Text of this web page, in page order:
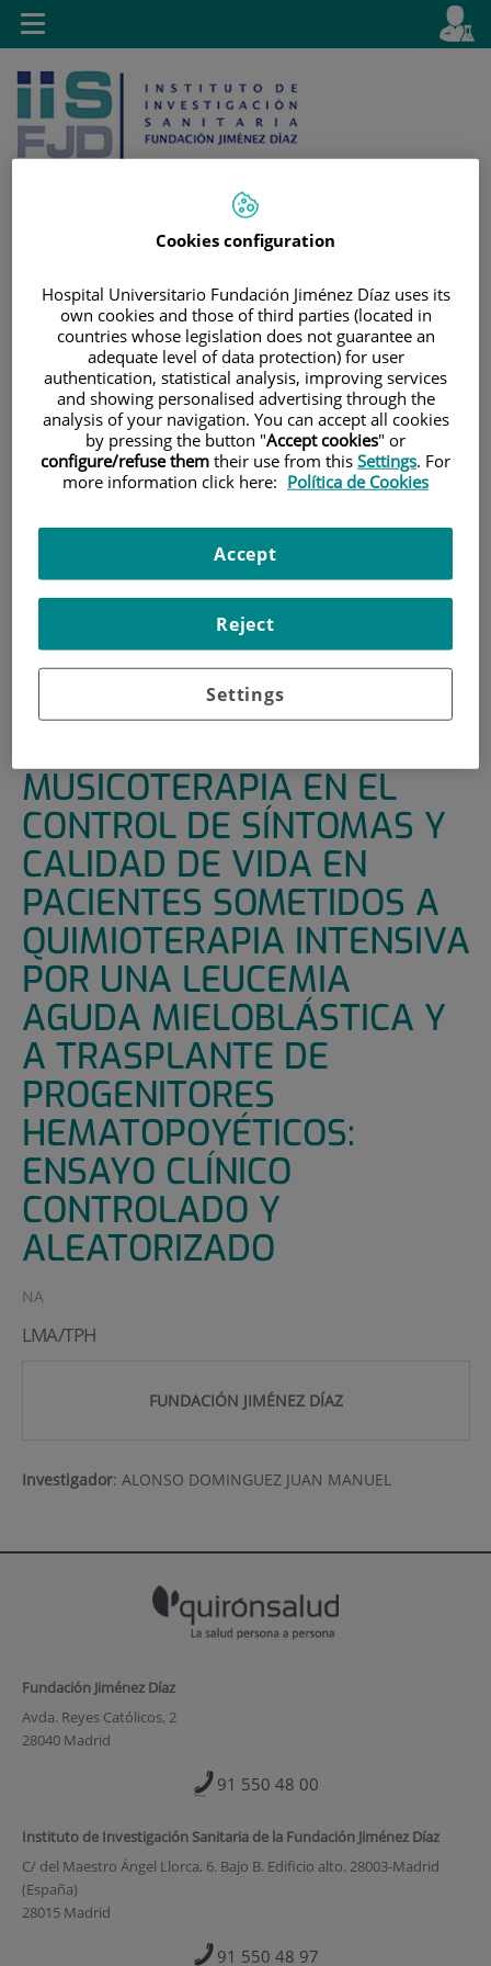
Saltar al contenido
contenido
activo
es
Toggle
navigation
INICIO|UNIDADES DE APOYO|ENSAYOS CLÍNICOS
EFECTOS DE LA MUSICOTERAPIA EN EL CONTROL DE
SÍNTOMAS Y CALIDAD DE VIDA EN PACIENTES
LEUCEMIA AGUDA MIELOBLÁSTICA Y A TRASPLANTE DE
PROGENITORES HEMATOPOYÉTICOS: ENSAYO CLÍNICO
CONTROLADO Y ALEATORIZADO
MUSICOTERAPIA EN EL
CONTROL DE SÍNTOMAS Y
CALIDAD DE VIDA EN
PACIENTES SOMETIDOS A
QUIMIOTERAPIA INTENSIVA
POR UNA LEUCEMIA
AGUDA MIELOBLÁSTICA Y
A TRASPLANTE DE
PROGENITORES
HEMATOPOYÉTICOS:
ENSAYO CLÍNICO
CONTROLADO Y
ALEATORIZADO
NA
LMA/TPH
FUNDACIÓN JIMÉNEZ DÍAZ
Investigador: ALONSO DOMINGUEZ JUAN MANUEL
Fundación Jiménez Díaz
Avda. Reyes Católicos, 2
28040 Madrid
91 550 48 00
Instituto de Investigación Sanitaria de la Fundación Jiménez Díaz
C/ del Maestro Ángel Llorca, 6. Bajo B. Edificio alto. 28003-Madrid
(España)
28015 Madrid
91 550 48 97
Cookies configuration
Hospital Universitario Fundación Jiménez Díaz uses its
own cookies and those of third parties (located in
countries whose legislation does not guarantee an
adequate level of data protection) for user
authentication, statistical analysis, improving services
and showing personalised advertising through the
analysis of your navigation. You can accept all cookies
by pressing the button "Accept cookies" or
configure/refuse them their use from this Settings. For
more information click here: Política de Cookies
Settings
Reject
Accept